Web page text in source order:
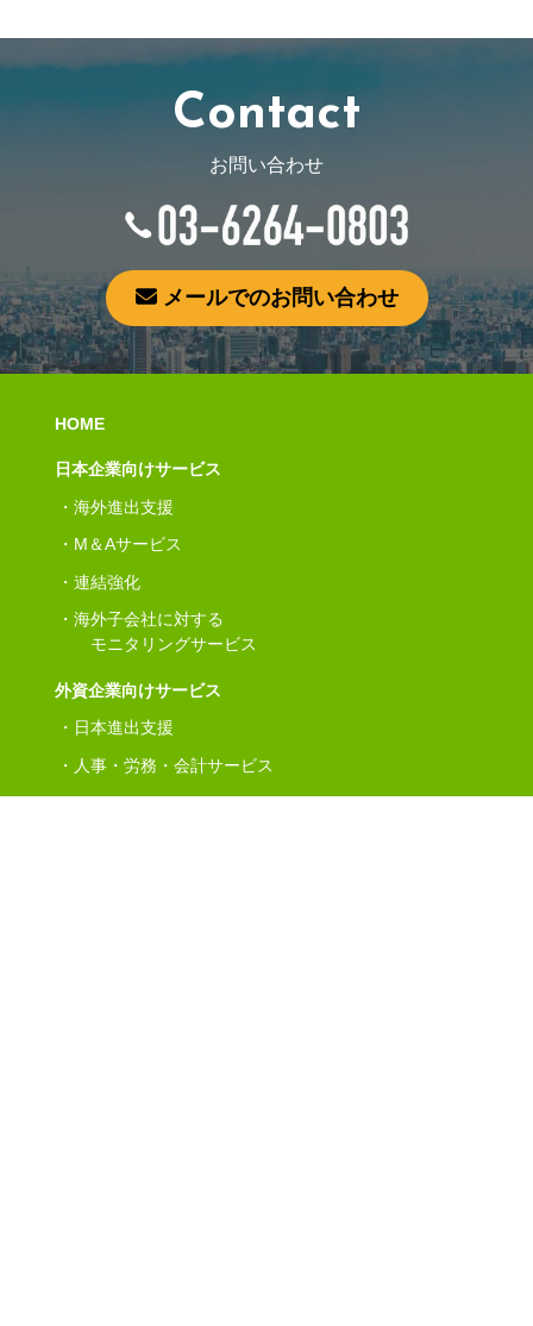
Contact
お問い合わせ
メールでのお問い合わせ
HOME
日本企業向けサービス
海外進出支援
M＆Aサービス
連結強化
海外子会社に対する
モニタリングサービス
外資企業向けサービス
日本進出支援
人事・労務・会計サービス